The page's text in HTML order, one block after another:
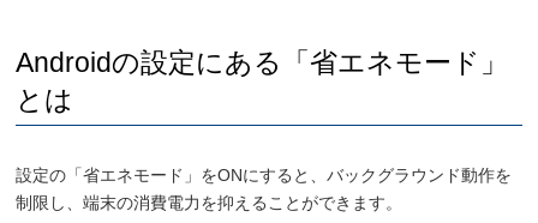
Androidの設定にある「省エネモード」
とは
設定の「省エネモード」をONにすると、バックグラウンド動作を
制限し、端末の消費電力を抑えることができます。